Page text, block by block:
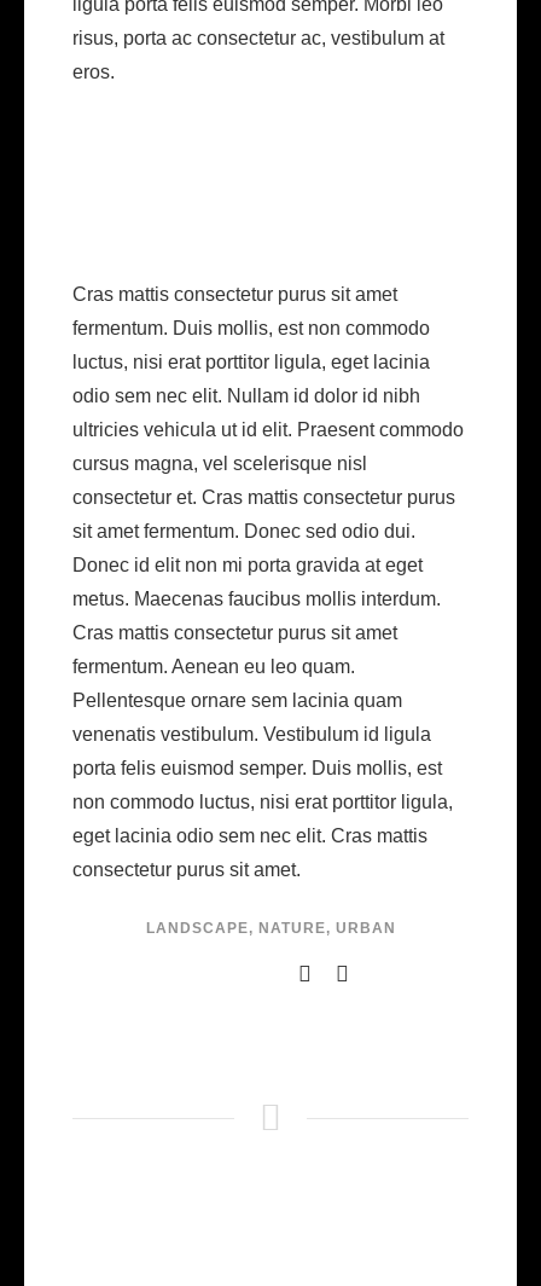
ligula porta felis euismod semper. Morbi leo
risus, porta ac consectetur ac, vestibulum at
eros.
Cras mattis consectetur purus sit amet
fermentum. Duis mollis, est non commodo
luctus, nisi erat porttitor ligula, eget lacinia
odio sem nec elit. Nullam id dolor id nibh
ultricies vehicula ut id elit. Praesent commodo
cursus magna, vel scelerisque nisl
consectetur et. Cras mattis consectetur purus
sit amet fermentum. Donec sed odio dui.
Donec id elit non mi porta gravida at eget
metus. Maecenas faucibus mollis interdum.
Cras mattis consectetur purus sit amet
fermentum. Aenean eu leo quam.
Pellentesque ornare sem lacinia quam
venenatis vestibulum. Vestibulum id ligula
porta felis euismod semper. Duis mollis, est
non commodo luctus, nisi erat porttitor ligula,
eget lacinia odio sem nec elit. Cras mattis
consectetur purus sit amet.
LANDSCAPE, NATURE, URBAN